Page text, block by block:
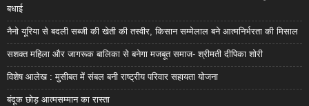
बधाई
नैनो यूरिया से बदली सब्जी की खेती की तस्वीर, किसान सम्मेलाल बने आत्मनिर्भरता की मिसाल
सशक्त महिला और जागरूक बालिका से बनेगा मजबूत समाज- श्रीमती दीपिका शोरी
विशेष आलेख : मुसीबत में संबल बनी राष्ट्रीय परिवार सहायता योजना
बंदूक छोड़ आत्मसम्मान का रास्ता